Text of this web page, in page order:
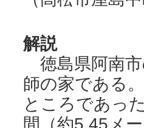
解説
徳島県阿南市
師の家である
ところであっ
間（約5.45メ